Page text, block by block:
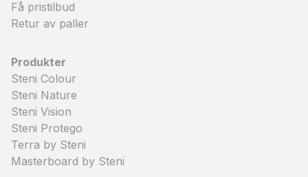
Få pristilbud
Retur av paller
Produkter
Steni Colour
Steni Nature
Steni Vision
Steni Protego
Terra by Steni
Masterboard by Steni